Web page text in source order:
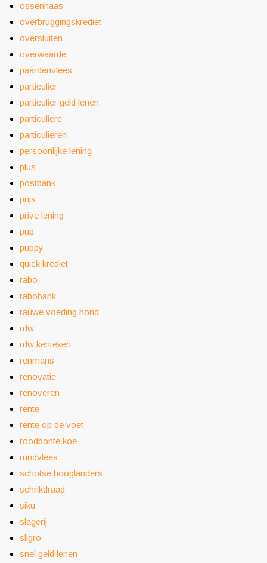
ossenhaas
overbruggingskrediet
oversluiten
overwaarde
paardenvlees
particulier
particulier geld lenen
particuliere
particulieren
persoonlijke lening
plus
postbank
prijs
prive lening
pup
puppy
quick krediet
rabo
rabobank
rauwe voeding hond
rdw
rdw kenteken
renmans
renovatie
renoveren
rente
rente op de voet
roodbonte koe
rundvlees
schotse hooglanders
schrikdraad
siku
slagerij
sligro
snel geld lenen